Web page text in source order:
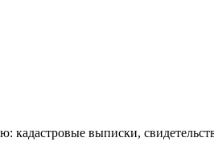
кадастровые выписки,